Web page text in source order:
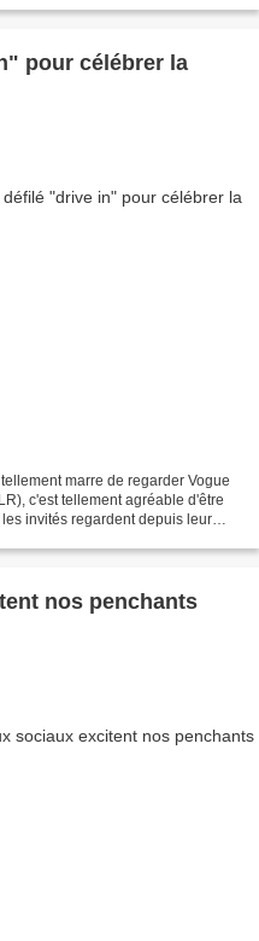
pour célébrer la
marre de regarder Vogue
c'est tellement agréable d'être
invités regardent depuis leur
nos penchants